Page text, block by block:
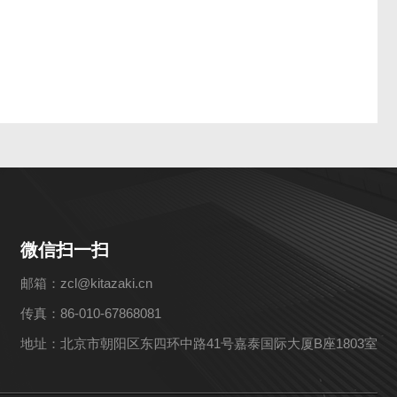
微信扫一扫
邮箱：zcl@kitazaki.cn
传真：86-010-67868081
地址：北京市朝阳区东四环中路41号嘉泰国际大厦B座1803室